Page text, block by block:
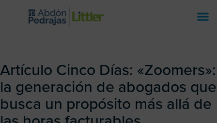
Artículo Cinco Días: «Zoomers»:
la generación de abogados que
busca un propósito más allá de